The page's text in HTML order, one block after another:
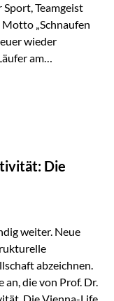
Teamgeist
„Schnaufen
wieder
am
zu erbringen. Mit
Höhenmetern
vor eine
Die
weiter. Neue
abzeichnen.
an, die von Prof. Dr.